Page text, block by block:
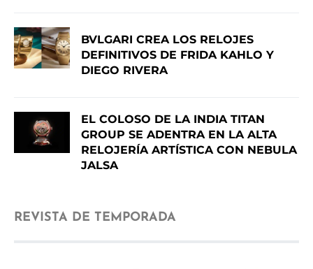
BVLGARI CREA LOS RELOJES
DEFINITIVOS DE FRIDA KAHLO Y
DIEGO RIVERA
EL COLOSO DE LA INDIA TITAN
GROUP SE ADENTRA EN LA ALTA
RELOJERÍA ARTÍSTICA CON NEBULA
JALSA
REVISTA DE TEMPORADA